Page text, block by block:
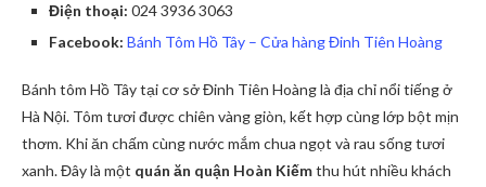
Điện thoại: 024 3936 3063
Facebook: Bánh Tôm Hồ Tây – Cửa hàng Đinh Tiên Hoàng
Bánh tôm Hồ Tây tại cơ sở Đinh Tiên Hoàng là địa chỉ nổi tiếng ở
Hà Nội. Tôm tươi được chiên vàng giòn, kết hợp cùng lớp bột mịn
thơm. Khi ăn chấm cùng nước mắm chua ngọt và rau sống tươi
xanh. Đây là một quán ăn quận Hoàn Kiếmthu hút nhiều khách